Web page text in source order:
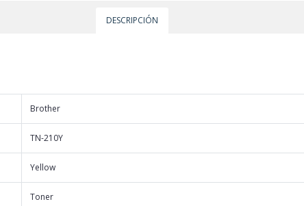
DESCRIPCIÓN
Brother
TN-210Y
Yellow
Toner